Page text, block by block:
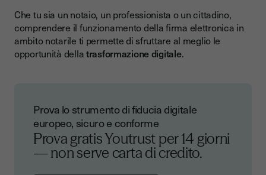
Che tu sia un notaio, un professionista o un cittadino,
comprendere il funzionamento della firma elettronica in
ambito notarile ti permette di sfruttare al meglio le
opportunità dellatrasformazione digitale.
Prova lo strumento di fiducia digitale
europeo, sicuro e conforme
Prova gratis Youtrust per 14 giorni
— non serve carta di credito.